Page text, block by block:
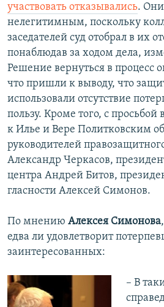
участвовать отказывались. Они
нелегитимным, поскольку
заседателей суд отобрал в их
понаблюдав за ходом дела,
Решение вернуться в процесс
что пришли к выводу, что
использовали отсутствие
пользу. Кроме того, с просьбой
к Илье и Вере Политковским
руководителей
Александр Черкасов,
центра Андрей Битов,
гласности Алексей Симонов.
По мнению Алексея Симонова
едва ли удовлетворит
заинтересованных:
– В